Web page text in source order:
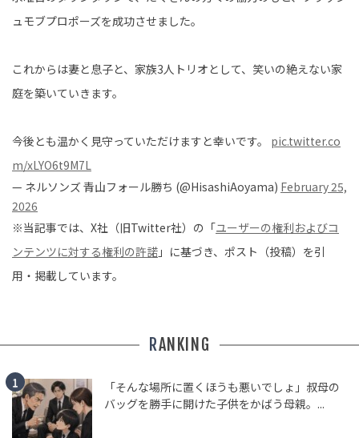
ュモブプロポーズを成功させました。
これからは妻と息子と、家族3人トリオとして、笑いの絶えない家
庭を築いていきます。
今後とも温かく見守っていただけますと幸いです。 pic.twitter.co
m/xLYO6t9M7L
— ネルソンズ 青山フォール勝ち (@HisashiAoyama) February 25,
2026
※当記事では、X社（旧Twitter社）の「ユーザーの権利およびコ
ンテンツに対する権利の許諾 」に基づき、ポスト（投稿）を引
用・掲載しています。
RANKING
「そんな場所に置くほうも悪いでしょ」叔母の
バッグを勝手に開けた子供をかばう母親。...